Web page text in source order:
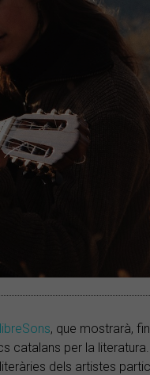
, que mostrarà,
catalans per la
dels artistes